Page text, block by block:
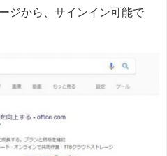
ジから、サインイン可能で